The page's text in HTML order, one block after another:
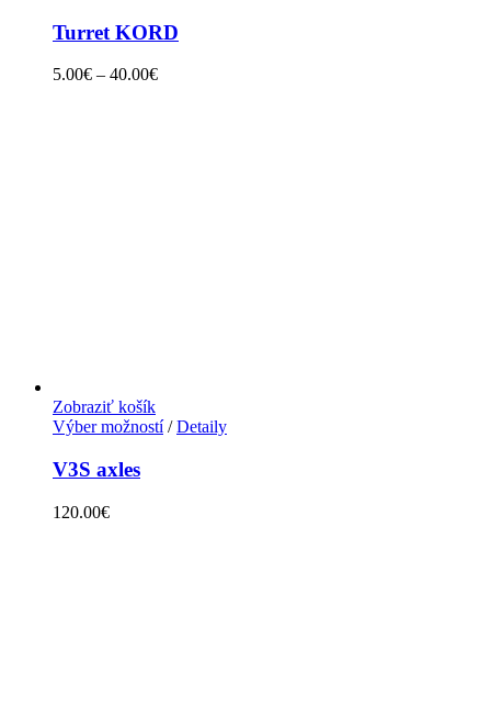
Turret KORD
5.00€ – 40.00€
Zobraziť košík
Výber možností/ Detaily
V3S axles
120.00€